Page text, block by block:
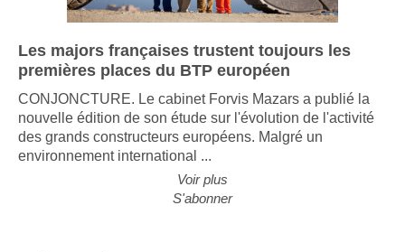
Les majors françaises trustent toujours les
premières places du BTP européen
CONJONCTURE. Le cabinet Forvis Mazars a publié la
nouvelle édition de son étude sur l'évolution de l'activité
des grands constructeurs européens. Malgré un
environnement international ...
Voir plus
S'abonner